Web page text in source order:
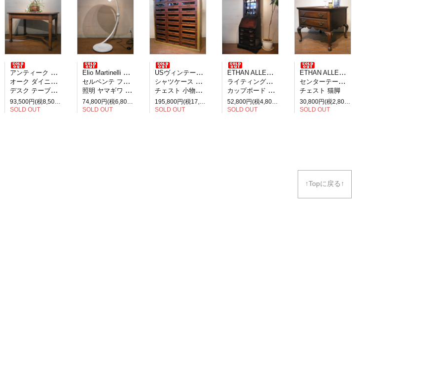
アンティーク イギリス製
オーク ダイニングテーブル
デスク テーブル 2人掛け
93,500円(税8,500円)
SOLD OUT
Elio Martinelli エリオ・マルティネリ
セルペンテ フロアランプ
照明 ヤマギワ イタリア
74,800円(税6,800円)
SOLD OUT
USヴィンテージ アメリカ製
シャツケース 引き出し27杯
チェスト 小物収納 見せる収納
195,800円(税17,800円)
SOLD OUT
ETHAN ALLEN イーセンアーレン
ライティングビューロー デスク
カップボード 飾り棚
52,800円(税4,800円)
SOLD OUT
ETHAN ALLEN イーセンアーレン
センターテーブル ローテーブル
チェスト 猫脚
30,800円(税2,800円)
SOLD OUT
↑Topに戻る ↑